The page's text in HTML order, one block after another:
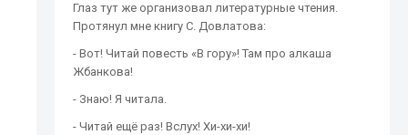
Глаз тут же организовал литературные чтения.
Протянул мне книгу С. Довлатова:
- Вот! Читай повесть «В гору»! Там про алкаша
Жбанкова!
- Знаю! Я читала.
- Читай ещё раз! Вслух! Хи-хи-хи!